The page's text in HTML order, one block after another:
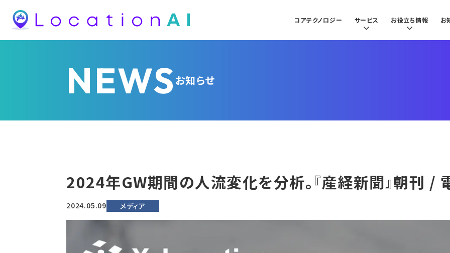
コアテクノロジー サービス お役立ち情報 お
NEWS お知らせ
2024年GW期間の人流変化を分析。『産経新聞』朝刊 /
2024.05.09 メディア